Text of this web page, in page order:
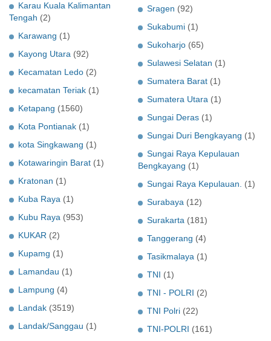
Karau Kuala Kalimantan
Tengah (2)
Karawang (1)
Kayong Utara (92)
Kecamatan Ledo (2)
kecamatan Teriak (1)
Ketapang (1560)
Kota Pontianak (1)
kota Singkawang (1)
Kotawaringin Barat (1)
Kratonan (1)
Kuba Raya (1)
Kubu Raya (953)
KUKAR (2)
Kupamg (1)
Lamandau (1)
Lampung (4)
Landak (3519)
Landak/Sanggau (1)
Sragen (92)
Sukabumi (1)
Sukoharjo (65)
Sulawesi Selatan (1)
Sumatera Barat (1)
Sumatera Utara (1)
Sungai Deras (1)
Sungai Duri Bengkayang (1)
Sungai Raya Kepulauan
Bengkayang (1)
Sungai Raya Kepulauan. (1)
Surabaya (12)
Surakarta (181)
Tanggerang (4)
Tasikmalaya (1)
TNI (1)
TNI - POLRI (2)
TNI Polri (22)
TNI-POLRI (161)